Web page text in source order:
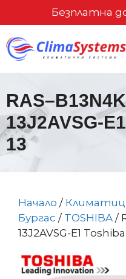
съдържанието
Безплатна
13J2AVSG-
13
Начало /
Бургас / TOSHIBA /
13J2AVSG-E1